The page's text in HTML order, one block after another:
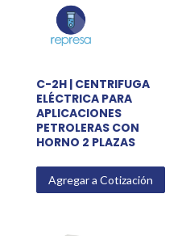
C-2H | CENTRIFUGA
ELÉCTRICA PARA
APLICACIONES
PETROLERAS CON
HORNO 2 PLAZAS
Agregar a Cotización